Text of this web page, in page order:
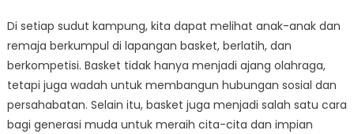
Di setiap sudut kampung, kita dapat melihat anak-anak dan
remaja berkumpul di lapangan basket, berlatih, dan
berkompetisi. Basket tidak hanya menjadi ajang olahraga,
tetapi juga wadah untuk membangun hubungan sosial dan
persahabatan. Selain itu, basket juga menjadi salah satu cara
bagi generasi muda untuk meraih cita-cita dan impian